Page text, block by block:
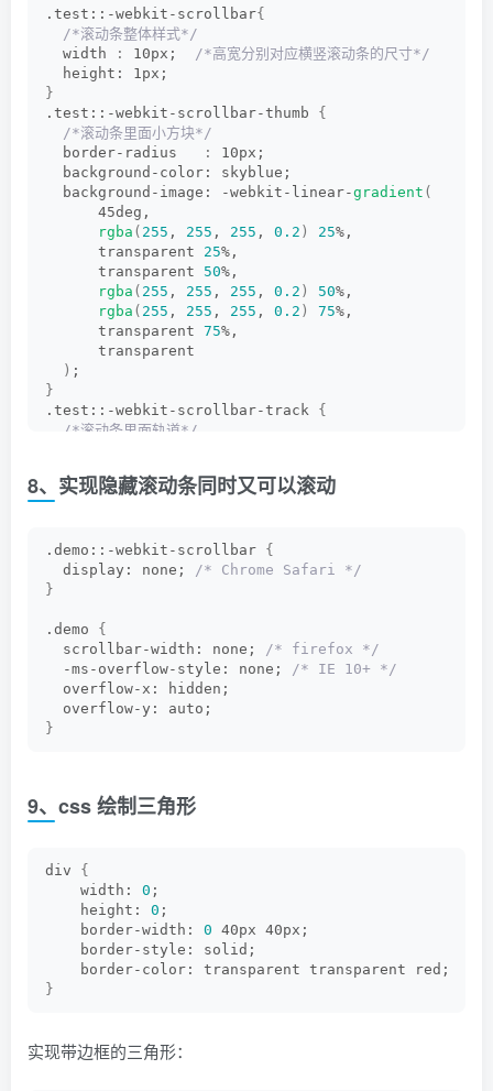
.test::-webkit-scrollbar{
/*滚动条整体样式*/
  width
: 10px;
/*高宽分别对应横竖滚动条的尺寸*/
  height: 1px;
}
.test::-webkit-scrollbar-thumb {
/*滚动条里面小方块*/
  border-radius
:
10px;
  background-color: skyblue;
  background-image: -webkit-linear-
gradient (
      45deg,
rgba ( 255 , 255 , 255 , 0.2 ) 25%,
      transparent
25%,
      transparent
50%,
rgba ( 255 , 255 , 255 , 0.2 ) 50%,
rgba ( 255 , 255 , 255 , 0.2 ) 75%,
      transparent
75%,
      transparent
) ;
}
.test::-webkit-scrollbar-track {
/*滚动条里面轨道*/
  border-radius: 10px;
8、实现隐藏滚动条同时又可以滚动
.demo::-webkit-scrollbar {
  display: none;
/* Chrome Safari */
}
.demo {
  scrollbar-width: none;
/* firefox */
  -ms-overflow-style: none;
/* IE 10+ */
  overflow-x: hidden;
  overflow-y: auto;
}
9、css 绘制三角形
div {
    width:
0 ;
    height:
0 ;
    border-width:
0 40px 40px;
    border-style: solid;
    border-color: transparent transparent red;
}
实现带边框的三角形：